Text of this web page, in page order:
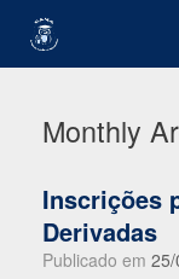
content
Monthly
Inscrições
Derivadas
Publicado em